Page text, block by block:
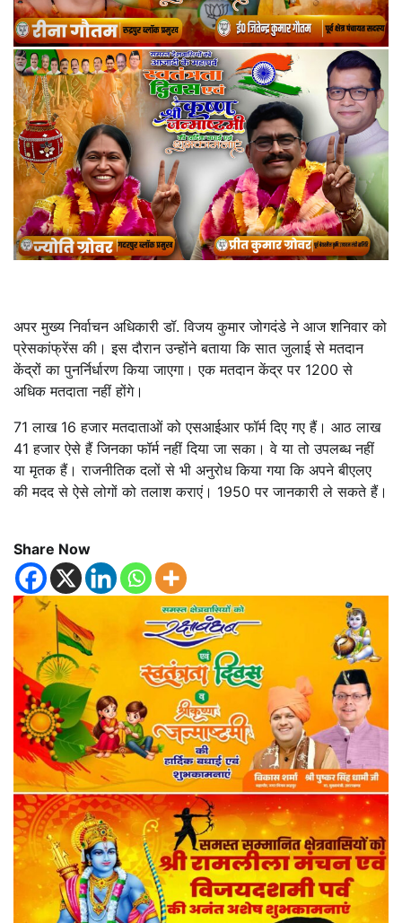
अपर मुख्य निर्वाचन अधिकारी डॉ. विजय कुमार जोगदंडे ने आज शनिवार को
प्रेसकांफ्रेंस की। इस दौरान उन्होंने बताया कि सात जुलाई से मतदान
केंद्रों का पुनर्निर्धारण किया जाएगा। एक मतदान केंद्र पर 1200 से
अधिक मतदाता नहीं होंगे।
71 लाख 16 हजार मतदाताओं को एसआईआर फॉर्म दिए गए हैं। आठ लाख
41 हजार ऐसे हैं जिनका फॉर्म नहीं दिया जा सका। वे या तो उपलब्ध नहीं
या मृतक हैं। राजनीतिक दलों से भी अनुरोध किया गया कि अपने बीएलए
की मदद से ऐसे लोगों को तलाश कराएं। 1950 पर जानकारी ले सकते हैं।
Share Now